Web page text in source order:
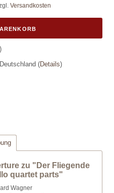
Versandkosten
(Details)
zu "Der Fliegende
quartet parts"
Wagner